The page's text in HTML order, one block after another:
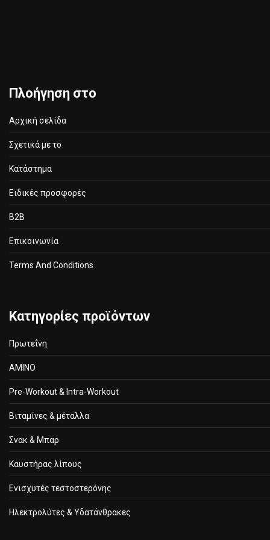
Πλοήγηση στο
Αρχική σελίδα
Σχετικά με το
Κατάστημα
Ειδικές προσφορές
B2B
Επικοινωνία
Terms And Conditions
Κατηγορίες προϊόντων
Πρωτεΐνη
ΑΜΙΝΟ
Pre-Workout & Intra-Workout
Βιταμίνες & μέταλλα
Σνακ & Μπαρ
Καυστήρας λίπους
Ενισχυτές τεστοστερόνης
Ηλεκτρολύτες & Υδατάνθρακες